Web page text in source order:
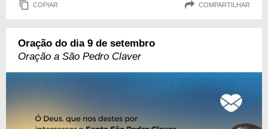
COPIAR COMPARTILHAR
Oração do dia 9 de setembro
Oração a São Pedro Claver